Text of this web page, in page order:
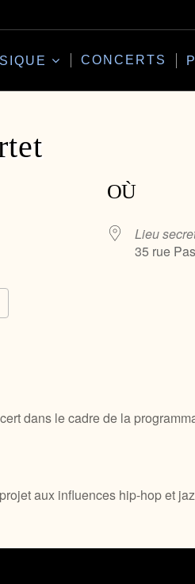
CONCERTS
OÙ
Lieu
35 rue
dans le cadre de la
aux influences hip-hop et